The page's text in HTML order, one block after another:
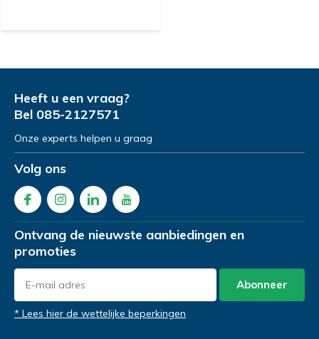
Heeft u een vraag?
Bel 085-2127571
Onze experts helpen u graag
Volg ons
Ontvang de nieuwste aanbiedingen en
promoties
Abonneer
* Lees hier de wettelijke beperkingen